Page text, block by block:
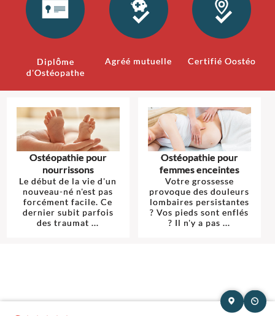
Diplôme
d'Ostéopathe
Agréé mutuelle Certifié Oostéo
Ostéopathie pour
nourrissons
Le début de la vie d'un
nouveau-né n'est pas
forcément facile. Ce
dernier subit parfois
des traumat ...
Ostéopathie pour
femmes enceintes
Votre grossesse
provoque des douleurs
lombaires persistantes
? Vos pieds sont enflés
? Il n'y a pas ...